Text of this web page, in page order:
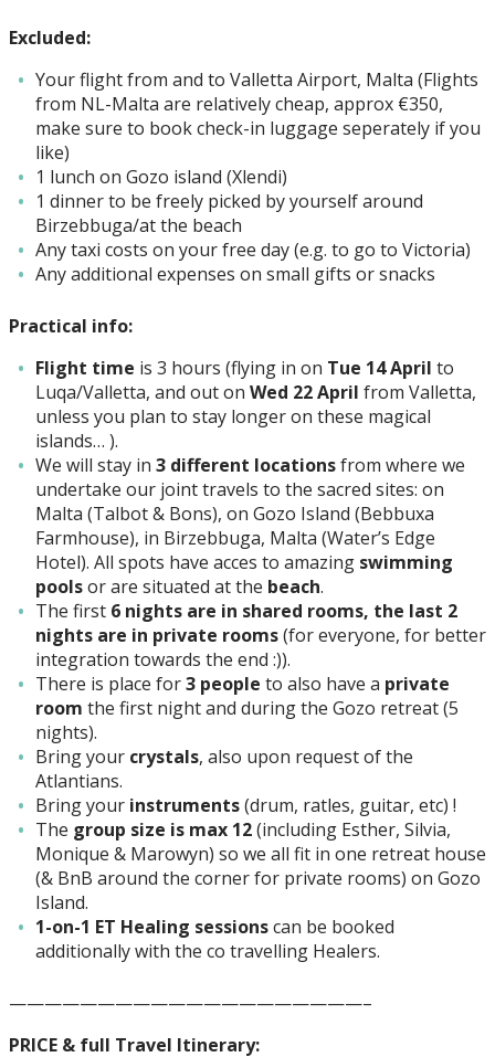
Excluded:
Your flight from and to Valletta Airport, Malta (Flights
from NL-Malta are relatively cheap, approx €350,
make sure to book check-in luggage seperately if you
like)
1 lunch on Gozo island (Xlendi)
1 dinner to be freely picked by yourself around
Birzebbuga/at the beach
Any taxi costs on your free day (e.g. to go to Victoria)
Any additional expenses on small gifts or snacks
Practical info:
Flight time is 3 hours (flying in on Tue 14 April to
Luqa/Valletta, and out on Wed 22 April from Valletta,
unless you plan to stay longer on these magical
islands… ).
We will stay in 3 different locationsfrom where we
undertake our joint travels to the sacred sites: on
Malta (Talbot & Bons), on Gozo Island (Bebbuxa
Farmhouse), in Birzebbuga, Malta (Water’s Edge
Hotel). All spots have acces to amazing swimming
poolsor are situated at the beach.
The first 6 nights are in shared rooms, the last 2
nights are in private rooms(for everyone, for better
integration towards the end :)).
There is place for3 people to also have a private
room the first night and during the Gozo retreat (5
nights).
Bring your crystals, also upon request of the
Atlantians.
Bring your instruments(drum, ratles, guitar, etc) !
The group size is max 12(including Esther, Silvia,
Monique & Marowyn) so we all fit in one retreat house
(& BnB around the corner for private rooms) on Gozo
Island.
1-on-1 ET Healing sessionscan be booked
additionally with the co travelling Healers.
————————————————————–
PRICE & full Travel Itinerary: